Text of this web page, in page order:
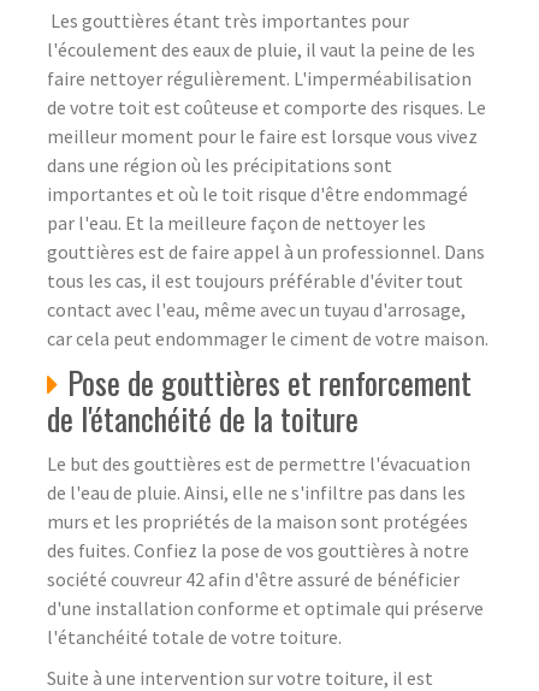
Les gouttières étant très importantes pour
l'écoulement des eaux de pluie, il vaut la peine de les
faire nettoyer régulièrement. L'imperméabilisation
de votre toit est coûteuse et comporte des risques. Le
meilleur moment pour le faire est lorsque vous vivez
dans une région où les précipitations sont
importantes et où le toit risque d'être endommagé
par l'eau. Et la meilleure façon de nettoyer les
gouttières est de faire appel à un professionnel. Dans
tous les cas, il est toujours préférable d'éviter tout
contact avec l'eau, même avec un tuyau d'arrosage,
car cela peut endommager le ciment de votre maison.
Pose de gouttières et renforcement
de l'étanchéité de la toiture
Le but des gouttières est de permettre l'évacuation
de l'eau de pluie. Ainsi, elle ne s'infiltre pas dans les
murs et les propriétés de la maison sont protégées
des fuites. Confiez la pose de vos gouttières à notre
société couvreur 42 afin d'être assuré de bénéficier
d'une installation conforme et optimale qui préserve
l'étanchéité totale de votre toiture.
Suite à une intervention sur votre toiture, il est